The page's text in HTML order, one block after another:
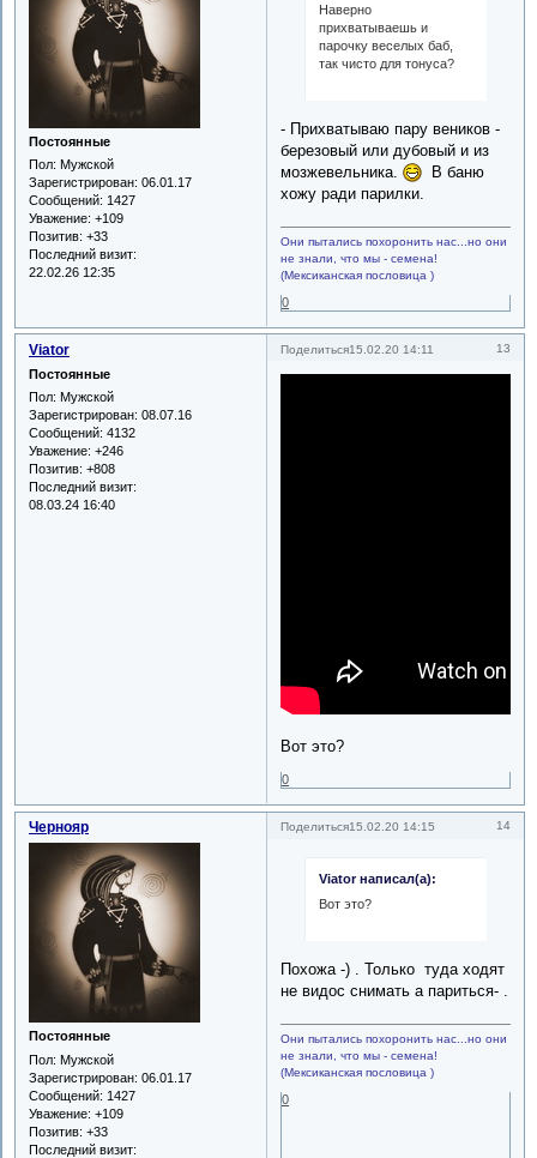
Постоянные
Пол: Мужской
Зарегистрирован: 06.01.17
Сообщений: 1427
Уважение: +109
Позитив: +33
Последний визит:
22.02.26 12:35
Наверно
прихватываешь и
парочку веселых баб,
так чисто для тонуса?
- Прихватываю пару веников -
березовый или дубовый и из
мозжевельника.
В баню
хожу ради парилки.
Они пытались похоронить нас...но они
не знали, что мы - семена!
(Мексиканская пословица )
0
Поделиться 13
15.02.20 14:11
Viator
Постоянные
Пол: Мужской
Зарегистрирован: 08.07.16
Сообщений: 4132
Уважение: +246
Позитив: +808
Последний визит:
08.03.24 16:40
Вот это?
0
Поделиться 14
15.02.20 14:15
Чернояр
Постоянные
Пол: Мужской
Зарегистрирован: 06.01.17
Сообщений: 1427
Уважение: +109
Позитив: +33
Последний визит:
Viator написал(а):
Вот это?
Похожа -) . Только туда ходят
не видос снимать а париться- .
Они пытались похоронить нас...но они
не знали, что мы - семена!
(Мексиканская пословица )
0